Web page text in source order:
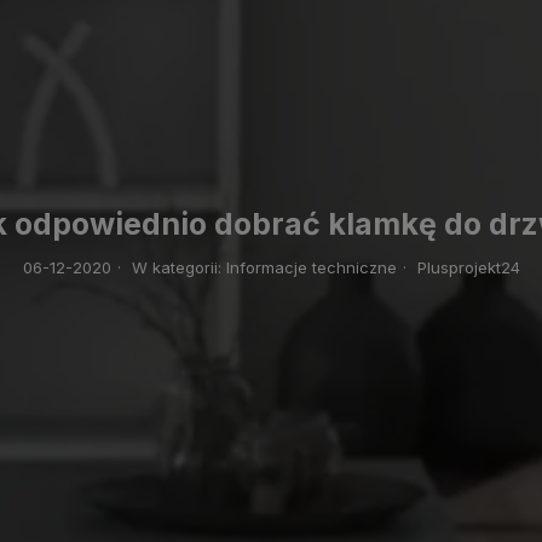
odpowiednio dobrać klamkę do
06-12-2020 · W kategorii: Informacje techniczne · Plusprojekt24